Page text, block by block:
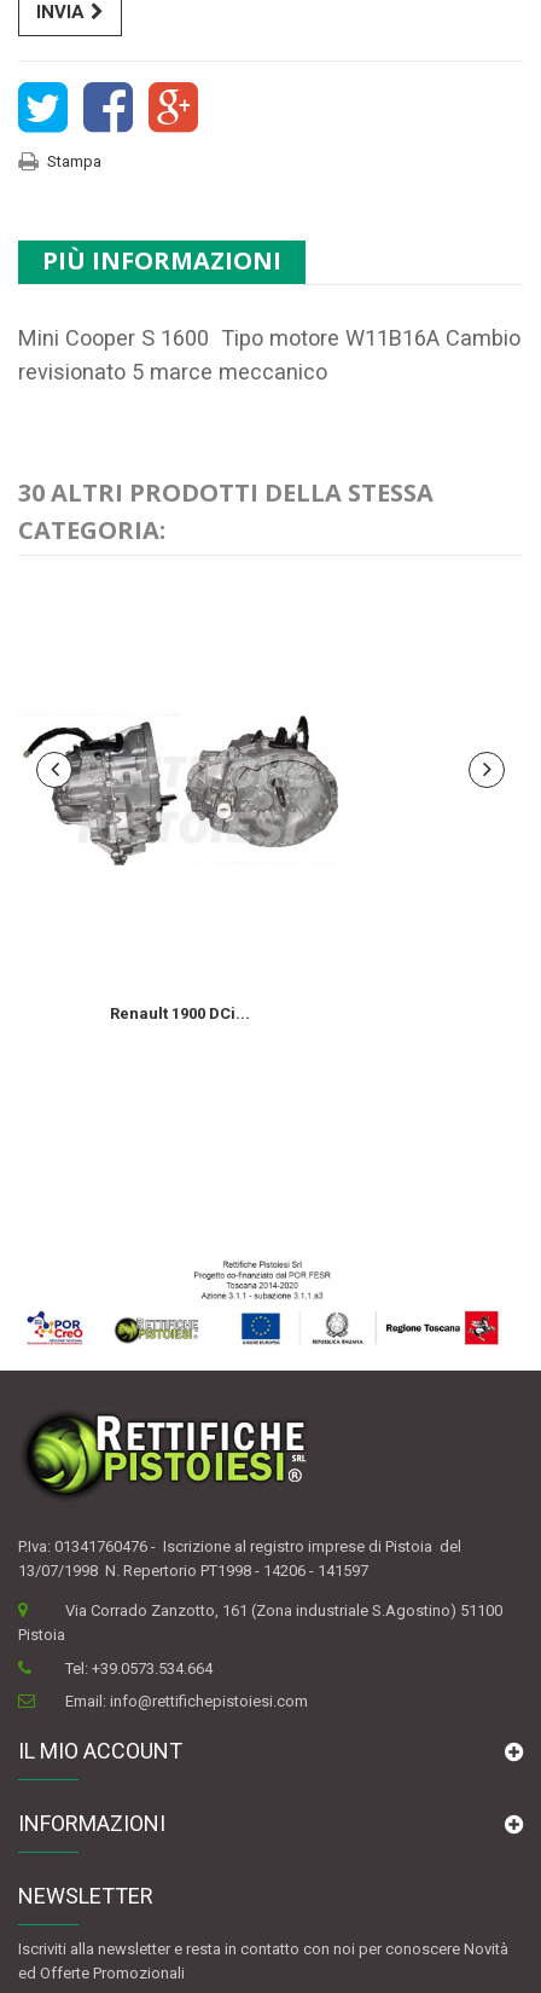
INVIA
Stampa
PIÙ INFORMAZIONI
Mini Cooper S 1600 Tipo motore W11B16A Cambio
revisionato 5 marce meccanico
30 ALTRI PRODOTTI DELLA STESSA
CATEGORIA:
Renault 1900 DCi...
P.Iva: 01341760476 - Iscrizione al registro imprese di Pistoia del
13/07/1998 N. Repertorio PT1998 - 14206 - 141597
Via Corrado Zanzotto, 161 (Zona industriale S.Agostino) 51100
Pistoia
Tel:+39.0573.534.664
Email:info@rettifichepistoiesi.com
IL MIO ACCOUNT
INFORMAZIONI
NEWSLETTER
Iscriviti alla newsletter e resta in contatto con noi per conoscere Novità
ed Offerte Promozionali